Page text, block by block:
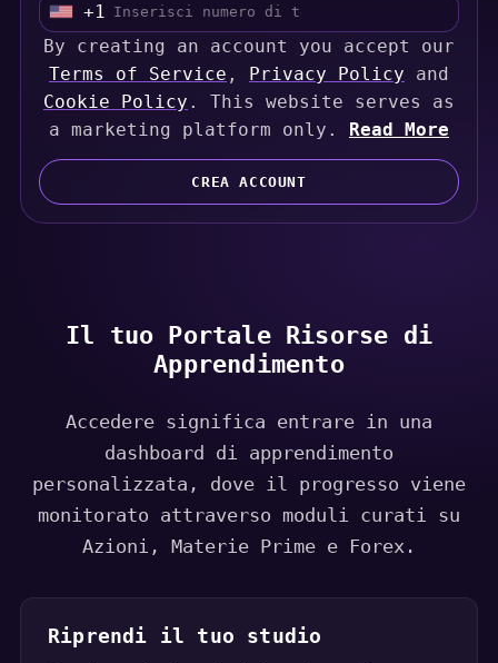
U
n
i
t
e
d
s
+1
By creating an account you accept our
Terms of Service , Privacy Policy and
Cookie Policy . This website serves as
a marketing platform only. Read More
CREA ACCOUNT
Il tuo Portale Risorse di
Apprendimento
Accedere significa entrare in una
dashboard di apprendimento
personalizzata, dove il progresso viene
monitorato attraverso moduli curati su
Azioni, Materie Prime e Forex.
Riprendi il tuo studio